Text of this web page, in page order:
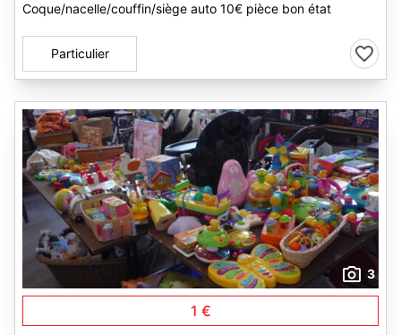
Coque/nacelle/couffin/siège auto 10€ pièce bon état
Particulier
3
1 €